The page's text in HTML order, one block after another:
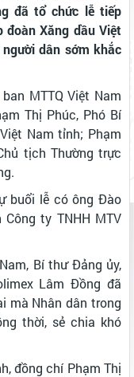
đã tổ chức lễ tiếp
Xăng dầu Việt
dân sớm khắc
MTTQ Việt Nam
Thị Phúc, Phó Bí
Nam tỉnh; Phạm
tịch Thường trực
buổi lễ có ông Đào
ty TNHH MTV
Bí thư Đảng ủy,
Lâm Đồng đã
mà Nhân dân trong
thời, sẻ chia khó
đồng chí Phạm Thị